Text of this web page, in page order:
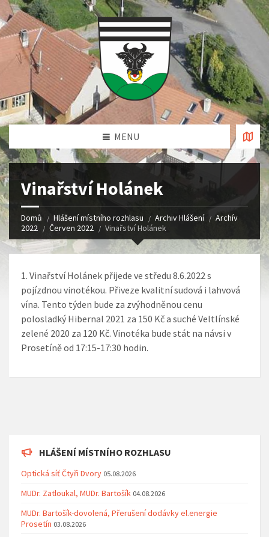
MENU
Vinařství Holánek
Domů Hlášení místního rozhlasu Archiv Hlášení
Archív
2022
Červen 2022 Vinařství Holánek
Vinařství Holánek přijede ve středu 8.6.2022 s
pojízdnou vinotékou. Přiveze kvalitní sudová i lahvová
vína. Tento týden bude za zvýhodněnou cenu
polosladký Hibernal 2021 za 150 Kč a suché Veltlínské
zelené 2020 za 120 Kč. Vinotéka bude stát na návsi v
Prosetíně od 17:15-17:30 hodin.
HLÁŠENÍ MÍSTNÍHO ROZHLASU
Optická síť Čtyři Dvory 05.08.2026
MUDr. Zatloukal, MUDr. Bartošík 04.08.2026
MUDr. Bartošík-dovolená, Přerušení dodávky el.energie
Prosetín 03.08.2026